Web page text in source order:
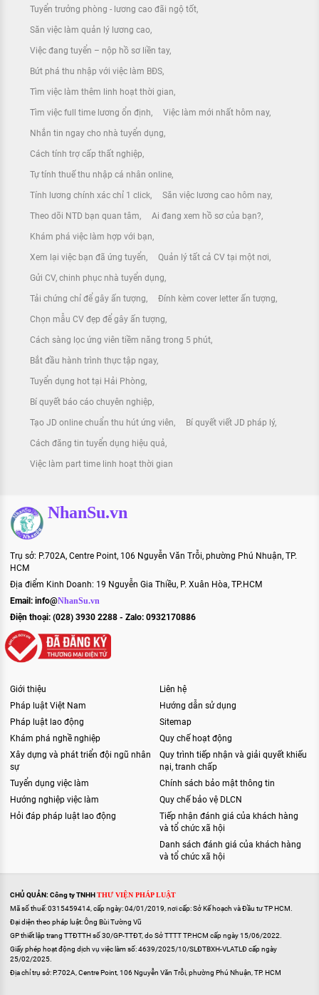
Tuyển trưởng phòng - lương cao đãi ngộ tốt
Săn việc làm quản lý lương cao
Việc đang tuyển – nộp hồ sơ liền tay
Bứt phá thu nhập với việc làm BĐS
Tìm việc làm thêm linh hoạt thời gian
Tìm việc full time lương ổn định Việc làm mới nhất hôm nay
Nhắn tin ngay cho nhà tuyển dụng
Cách tính trợ cấp thất nghiệp
Tự tính thuế thu nhập cá nhân online
Tính lương chính xác chỉ 1 click Săn việc lương cao hôm nay
Theo dõi NTD bạn quan tâm Ai đang xem hồ sơ của bạn?
Khám phá việc làm hợp với bạn
Xem lại việc bạn đã ứng tuyển Quản lý tất cả CV tại một nơi
Gửi CV, chinh phục nhà tuyển dụng
Tải chứng chỉ để gây ấn tượng Đính kèm cover letter ấn tượng
Chọn mẫu CV đẹp để gây ấn tượng
Cách sàng lọc ứng viên tiềm năng trong 5 phút
Bắt đầu hành trình thực tập ngay
Tuyển dụng hot tại Hải Phòng
Bí quyết báo cáo chuyên nghiệp
Tạo JD online chuẩn thu hút ứng viên Bí quyết viết JD pháp lý
Cách đăng tin tuyển dụng hiệu quả
Việc làm part time linh hoạt thời gian
NhanSu.vn
Trụ sở: P.702A, Centre Point, 106 Nguyễn Văn Trỗi, phường Phú Nhuận, TP.
HCM
Địa điểm Kinh Doanh: 19 Nguyễn Gia Thiều, P. Xuân Hòa, TP.HCM
Email: info@NhanSu.vn
Điện thoại: (028) 3930 2288 - Zalo: 0932170886
Giới thiệu
Pháp luật Việt Nam
Pháp luật lao động
Khám phá nghề nghiệp
Xây dựng và phát triển đội ngũ nhân
sự
Tuyển dụng việc làm
Hướng nghiệp việc làm
Hỏi đáp pháp luật lao động
Liên hệ
Hướng dẫn sử dụng
Sitemap
Quy chế hoạt động
Quy trình tiếp nhận và giải quyết khiếu
nại, tranh chấp
Chính sách bảo mật thông tin
Quy chế bảo vệ DLCN
Tiếp nhận đánh giá của khách hàng
và tổ chức xã hội
Danh sách đánh giá của khách hàng
và tổ chức xã hội
CHỦ QUẢN: Công ty TNHHTHƯ VIỆN PHÁP LUẬT
Mã số thuế: 0315459414, cấp ngày: 04/01/2019, nơi cấp: Sở Kế hoạch và Đầu tư TP HCM.
Đại diện theo pháp luật: Ông Bùi Tường Vũ
GP thiết lập trang TTĐTTH số 30/GP-TTĐT, do Sở TTTT TP.HCM cấp ngày 15/06/2022.
Giấy phép hoạt động dịch vụ việc làm số: 4639/2025/10/SLĐTBXH-VLATLĐ cấp ngày
25/02/2025.
Địa chỉ trụ sở: P.702A, Centre Point, 106 Nguyễn Văn Trỗi, phường Phú Nhuận, TP. HCM